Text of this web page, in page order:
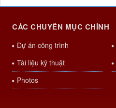
CÁC CHUYÊN MỤC CHÍNH
Dự án công trình
Tài liệu kỹ thuật
Photos